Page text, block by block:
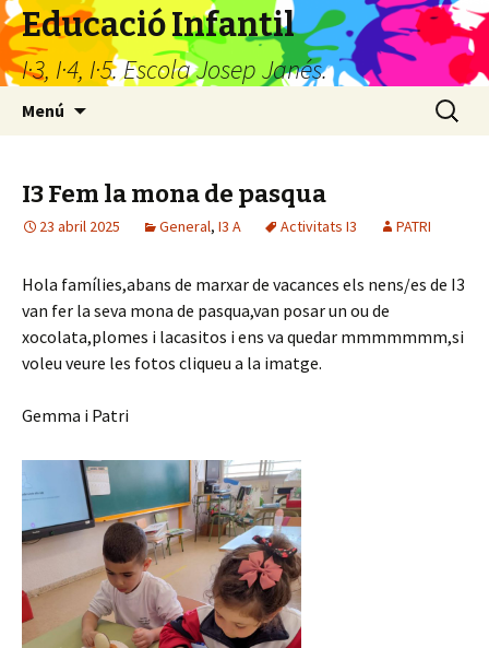
Educació Infantil
I·3, I·4, I·5. Escola Josep Janés.
Menú Cerca:
I3 Fem la mona de pasqua
23 abril 2025 General, I3 A Activitats I3 PATRI
Hola famílies,abans de marxar de vacances els nens/es de I3
van fer la seva mona de pasqua,van posar un ou de
xocolata,plomes i lacasitos i ens va quedar mmmmmmm,si
voleu veure les fotos cliqueu a la imatge.
Gemma i Patri